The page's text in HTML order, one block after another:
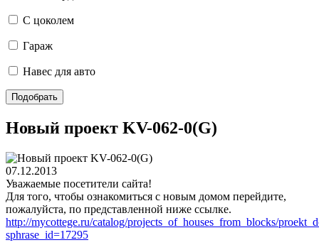
С цоколем
Гараж
Навес для авто
Новый проект KV-062-0(G)
07.12.2013
Уважаемые посетители сайта!
Для того, чтобы ознакомиться с новым домом перейдите,
пожалуйста, по представленной ниже ссылке.
http://mycottege.ru/catalog/projects_of_houses_from_blocks/
sphrase_id=17295